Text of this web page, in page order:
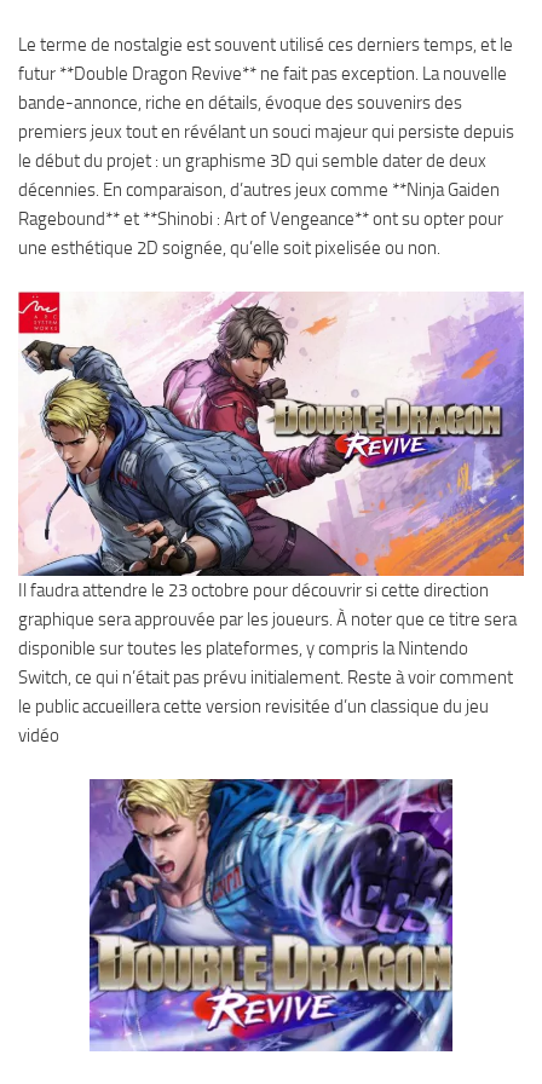
Le terme de nostalgie est souvent utilisé ces derniers temps, et le
futur **Double Dragon Revive** ne fait pas exception. La nouvelle
bande-annonce, riche en détails, évoque des souvenirs des
premiers jeux tout en révélant un souci majeur qui persiste depuis
le début du projet : un graphisme 3D qui semble dater de deux
décennies. En comparaison, d’autres jeux comme **Ninja Gaiden
Ragebound** et **Shinobi : Art of Vengeance** ont su opter pour
une esthétique 2D soignée, qu’elle soit pixelisée ou non.
Il faudra attendre le 23 octobre pour découvrir si cette direction
graphique sera approuvée par les joueurs. À noter que ce titre sera
disponible sur toutes les plateformes, y compris la Nintendo
Switch, ce qui n’était pas prévu initialement. Reste à voir comment
le public accueillera cette version revisitée d’un classique du jeu
vidéo